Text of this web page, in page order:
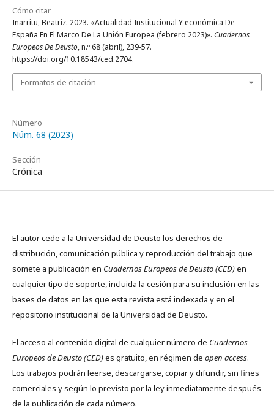
Cómo citar
Iñarritu, Beatriz. 2023. «Actualidad Institucional Y económica De
España En El Marco De La Unión Europea (febrero 2023)». Cuadernos
Europeos De Deusto, n.º 68 (abril), 239-57.
https://doi.org/10.18543/ced.2704.
Formatos de citación
Número
Núm. 68 (2023)
Sección
Crónica
El autor cede a la Universidad de Deusto los derechos de
distribución, comunicación pública y reproducción del trabajo que
somete a publicación en Cuadernos Europeos de Deusto (CED)en
cualquier tipo de soporte, incluida la cesión para su inclusión en las
bases de datos en las que esta revista está indexada y en el
repositorio institucional de la Universidad de Deusto.
El acceso al contenido digital de cualquier número de Cuadernos
Europeos de Deusto (CED)es gratuito, en régimen de open access.
Los trabajos podrán leerse, descargarse, copiar y difundir, sin fines
comerciales y según lo previsto por la ley inmediatamente después
de la publicación de cada número.